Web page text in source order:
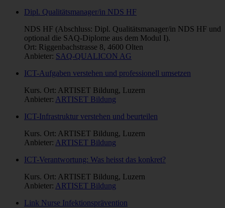
Dipl. Qualitätsmanager/in NDS HF
NDS HF (Abschluss: Dipl. Qua­li­täts­ma­na­ger/in NDS HF und
op­tio­nal die SAQ-Di­plo­me aus dem Mo­dul I).
Ort: Riggenbachstrasse 8, 4600 Olten
Anbieter: SAQ-QUALICON AG
ICT-Aufgaben verstehen und professionell umsetzen
Kurs. Ort: ARTISET Bildung, Luzern
Anbieter: ARTISET Bildung
ICT-Infrastruktur verstehen und beurteilen
Kurs. Ort: ARTISET Bildung, Luzern
Anbieter: ARTISET Bildung
ICT-Verantwortung: Was heisst das konkret?
Kurs. Ort: ARTISET Bildung, Luzern
Anbieter: ARTISET Bildung
Link Nurse Infektionsprävention